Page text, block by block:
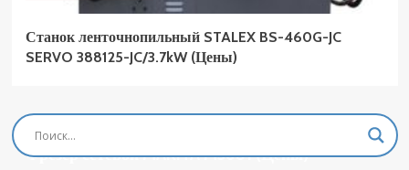
Станок ленточнопильный STALEX BS-460G-JC
SERVO 388125-JC/3.7kW (Цены)
Фрезеры
Фрезер сетевой MAKITA M3601 (Цены)